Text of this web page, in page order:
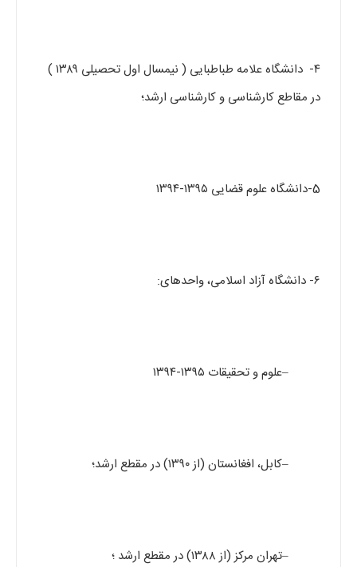
۴- دانشگاه علامه طباطبایی ( نیمسال اول تحصیلی ۱۳۸۹ )
در مقاطع کارشناسی و کارشناسی ارشد؛
5-دانشگاه علوم قضایی ۱۳۹۵-۱۳۹۴
۶- دانشگاه آزاد اسلامی، واحدهای:
–علوم و تحقیقات ۱۳۹۵-۱۳۹۴
–کابل، افغانستان (از ۱۳۹۰) در مقطع ارشد؛
–تهران مرکز (از ۱۳۸۸) در مقطع ارشد ؛